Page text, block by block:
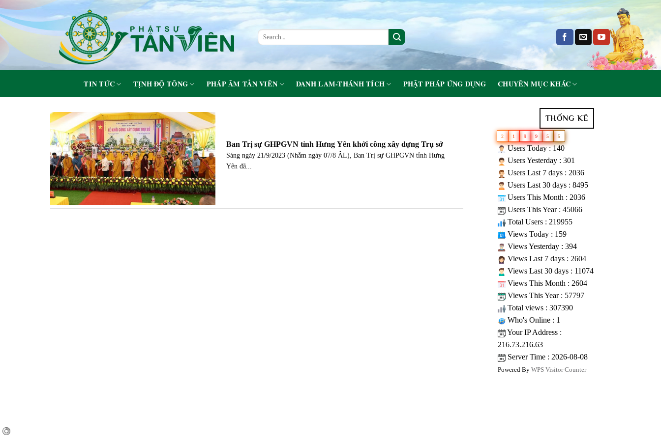
to
content
TIN TỨC TỊNH ĐỘ TÔNG PHÁP ÂM TẢN VIÊN DANH LAM-THÁNH TÍCH PHẬT PHÁP ỨNG DỤNG CHUYÊN MỤC KHÁC
Ban Trị sự GHPGVN tỉnh Hưng Yên khởi công xây dựng Trụ sở
Sáng ngày 21/9/2023 (Nhằm ngày 07/8 ÂL), Ban Trị sự GHPGVN tỉnh Hưng
Yên đã...
THỐNG KÊ
2 1 9 9 5 5
Users Today : 140
Users Yesterday : 301
Users Last 7 days : 2036
Users Last 30 days : 8495
Users This Month : 2036
Users This Year : 45066
Total Users : 219955
Views Today : 159
Views Yesterday : 394
Views Last 7 days : 2604
Views Last 30 days : 11074
Views This Month : 2604
Views This Year : 57797
Total views : 307390
Who's Online : 1
Your IP Address :
216.73.216.63
Server Time : 2026-08-08
Powered By WPS Visitor Counter